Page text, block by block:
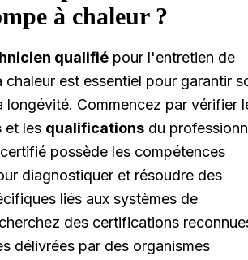
à chaleur ?
qualifié pour l'entretien de
est essentiel pour garantir
longévité. Commencez par vérifier
et les qualifications du
possède les compétences
diagnostiquer et résoudre des
liés aux systèmes de
des certifications
délivrées par des organismes